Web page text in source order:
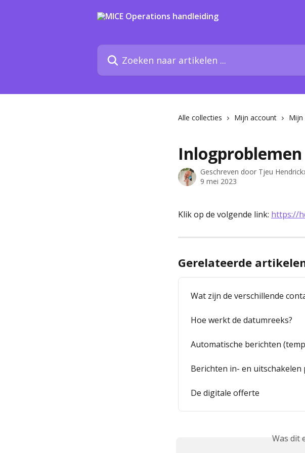
Zoeken naar artikelen ...
Alle collecties Mijn account Mijn
Inlogproblemen
Geschreven door Tjeu
9 mei 2023
Klik op de volgende link: https://
Gerelateerde
Wat zijn de verschillende
Hoe werkt de datumreeks?
Automatische berichten
Berichten in- en
De digitale offerte
Was dit